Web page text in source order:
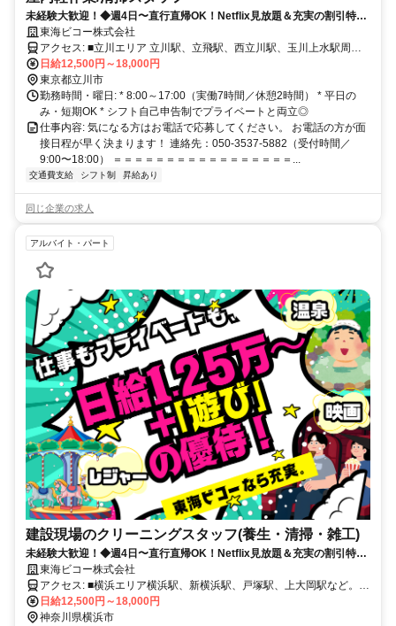
未経験大歓迎！◆週4日〜直行直帰OK！Netflix見放題＆充実の割引特典
でプライベート充実！
東海ビコー株式会社
アクセス: ■立川エリア 立川駅、立飛駅、西立川駅、玉川上水駅周辺
など。 相模原市、八王子市にも案件拡大中！！
日給12,500円～18,000円
東京都立川市
勤務時間・曜日: * 8:00～17:00（実働7時間／休憩2時間） * 平日の
み・短期OK * シフト自己申告制でプライベートと両立◎
仕事内容: 気になる方はお電話で応募してください。 お電話の方が面
接日程が早く決まります！ 連絡先：050-3537-5882（受付時間／
9:00〜18:00） ＝＝＝＝＝＝＝＝＝＝＝＝＝＝＝＝＝...
交通費支給 シフト制 昇給あり
同じ企業の求人
アルバイト・パート
建設現場のクリーニングスタッフ(養生・清掃・雑工)
未経験大歓迎！◆週4日〜直行直帰OK！Netflix見放題＆充実の割引特典
でプライベート充実！
東海ビコー株式会社
アクセス: ■横浜エリア横浜駅、新横浜駅、戸塚駅、上大岡駅など。
京浜東北・南武・京急・東横・田園都市線沿線にプロジェクト多数あ
り！ 人気の東急・JR・京急沿線にプロジェクト多数あり！
日給12,500円～18,000円
神奈川県横浜市